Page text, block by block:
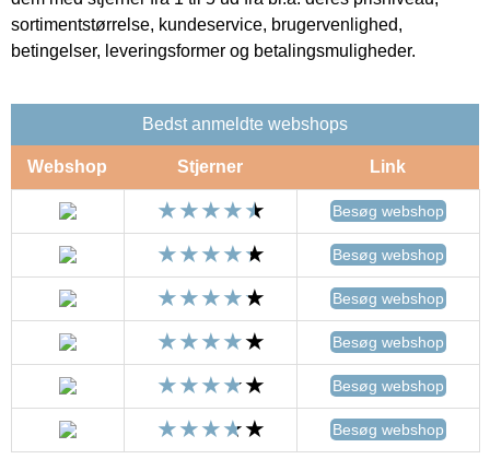
sortimentstørrelse, kundeservice, brugervenlighed,
betingelser, leveringsformer og betalingsmuligheder.
Bedst anmeldte webshops
Webshop Stjerner Link
Besøg webshop
Besøg webshop
Besøg webshop
Besøg webshop
Besøg webshop
Besøg webshop